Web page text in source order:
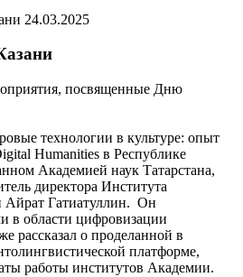
24.03.2025
посвященные Дню
технологии в культуре: опыт
Humanities в Республике
Академией наук Татарстана,
директора Института
Айрат Гатиатуллин. Он
в области цифровизации
рассказал о проделанной в
платформе,
работы институтов Академии.